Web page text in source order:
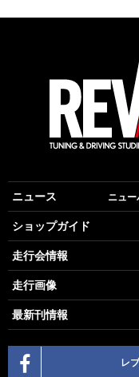
ニュース ニュ
ショップガイド
走行会情報
走行画像
最新刊情報
レ